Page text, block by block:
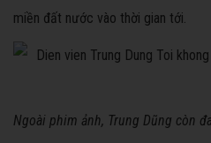
miền đất nước vào thời gian tới.
Ngoài phim ảnh, Trung Dũng còn